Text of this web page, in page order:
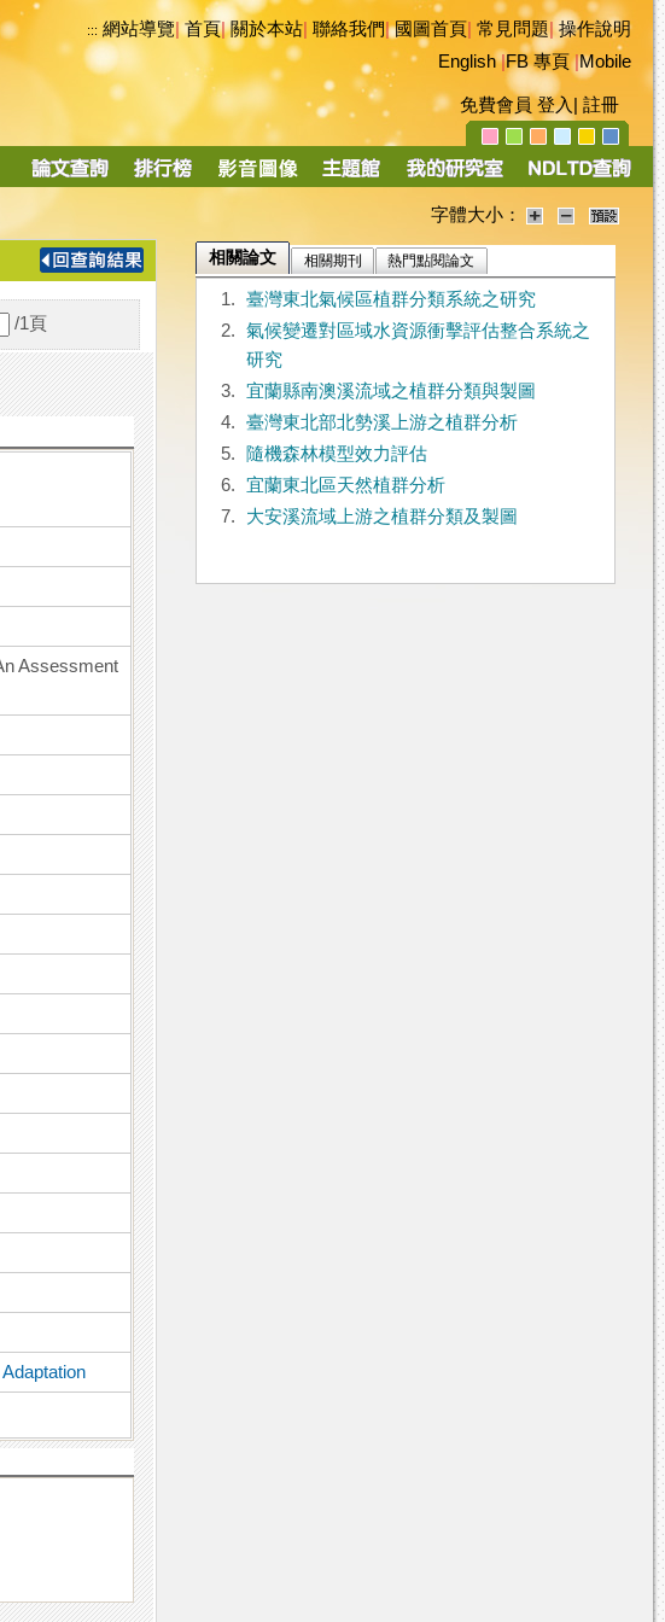
::: 網站導覽|首頁|關於本站 聯絡我們|國圖首頁 常見問題|操作說明
English|FB 專頁|Mobile
免費會員 登入 註冊
導
字體大小：
/1 頁
Assessment
Adaptation
相關論文 相關期刊 熱門點閱論文
1.
臺灣東北氣候區植群分類系統之研究
2.
氣候變遷對區域水資源衝擊評估整合系統之
研究
3.
宜蘭縣南澳溪流域之植群分類與製圖
4.
臺灣東北部北勢溪上游之植群分析
5.
隨機森林模型效力評估
6.
宜蘭東北區天然植群分析
7.
大安溪流域上游之植群分類及製圖